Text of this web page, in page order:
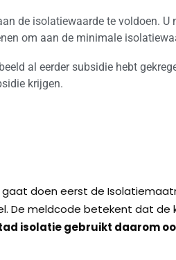
de isolatiewaarde te voldoen.
om aan de minimale
al eerder subsidie hebt
krijgen.
doen eerst de
De meldcode betekent dat
isolatie gebruikt daarom